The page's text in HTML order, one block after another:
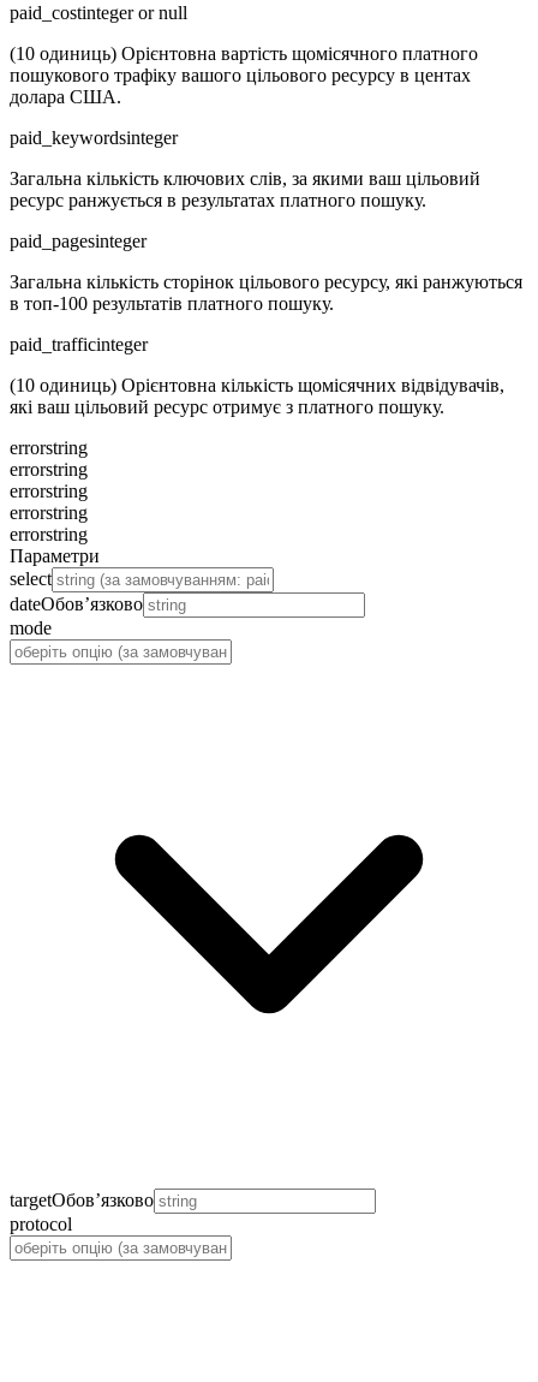
paid_costinteger or null
(10 одиниць) Орієнтовна вартість щомісячного платного
пошукового трафіку вашого цільового ресурсу в центах
долара США.
paid_keywordsinteger
Загальна кількість ключових слів, за якими ваш цільовий
ресурс ранжується в результатах платного пошуку.
paid_pagesinteger
Загальна кількість сторінок цільового ресурсу, які ранжуються
в топ-100 результатів платного пошуку.
paid_trafficinteger
(10 одиниць) Орієнтовна кількість щомісячних відвідувачів,
які ваш цільовий ресурс отримує з платного пошуку.
errorstring
errorstring
errorstring
errorstring
errorstring
Параметри
select
dateОбов’язково
mode
targetОбов’язково
protocol